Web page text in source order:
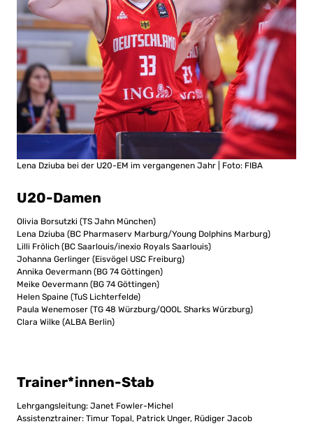
Lena Dziuba bei der U20-EM im vergangenen Jahr | Foto: FIBA
U20-Damen
Olivia Borsutzki (TS Jahn München)
Lena Dziuba (BC Pharmaserv Marburg/Young Dolphins Marburg)
Lilli Frölich (BC Saarlouis/inexio Royals Saarlouis)
Johanna Gerlinger (Eisvögel USC Freiburg)
Annika Oevermann (BG 74 Göttingen)
Meike Oevermann (BG 74 Göttingen)
Helen Spaine (TuS Lichterfelde)
Paula Wenemoser (TG 48 Würzburg/QOOL Sharks Würzburg)
Clara Wilke (ALBA Berlin)
Trainer*innen-Stab
Lehrgangsleitung: Janet Fowler-Michel
Assistenztrainer: Timur Topal, Patrick Unger, Rüdiger Jacob